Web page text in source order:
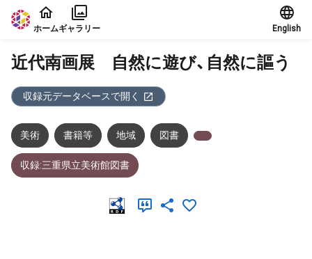
本文に飛ぶ
ホームギャラリー English
近代南画展 自然に遊び、自然に謳う
収録元データベースで開く
美術 書籍等 地域 図書
収録:三重県立美術館図書